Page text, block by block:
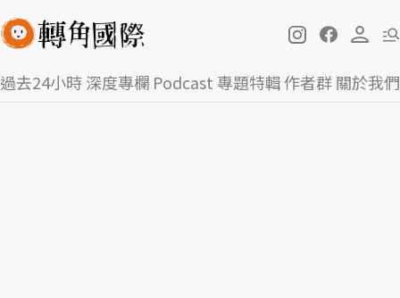
過去24小時深度專欄 Podcast 專題特輯作者群關於我們